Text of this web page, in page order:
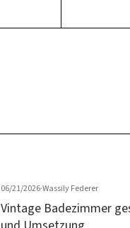
06/21/2026·Wassily Federer
Vintage Badezimmer